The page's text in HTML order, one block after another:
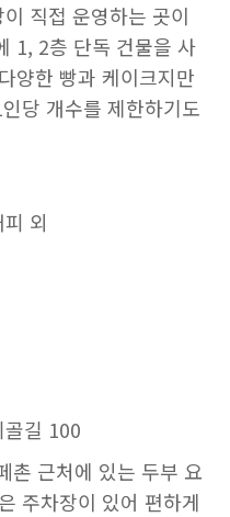
직접 운영하는 곳이
1, 2층 단독 건물을 사
양한 빵과 케이크지만
당 개수를 제한하기도
외
길 100
촌 근처에 있는 두부 요
주차장이 있어 편하게